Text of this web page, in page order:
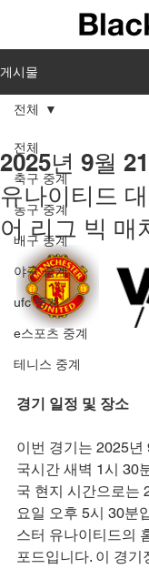
게시물
전체
축구 중계
농구 중계
배구 중계
야구 중계
ufc 중계
e스포츠 중계
테니스 중계
전체
2025년 9월
유나이티드
어 리그 빅 매
경기 일정 및 장소
이번 경기는 2025
국시간 새벽 1시 30
국 현지 시간으로는
요일 오후 5시 30분
스터 유나이티드의
포드입니다. 이 경기